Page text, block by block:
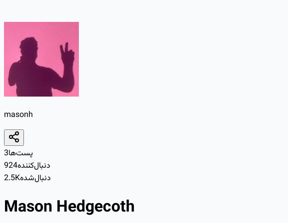
masonh
3پست‌ها
924دنبال‌کننده
2.5Kدنبال‌شده
Mason Hedgecoth